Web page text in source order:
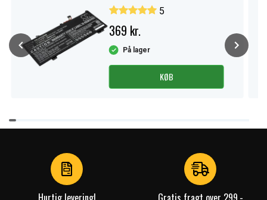
5
369 kr.
På lager
KØB
Item
1